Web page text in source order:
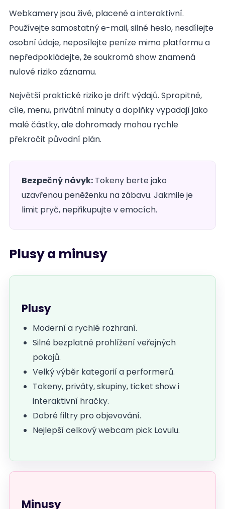
Webkamery jsou živé, placené a interaktivní.
Používejte samostatný e-mail, silné heslo, nesdílejte
osobní údaje, neposílejte peníze mimo platformu a
nepředpokládejte, že soukromá show znamená
nulové riziko záznamu.
Největší praktické riziko je drift výdajů. Spropitné,
cíle, menu, privátní minuty a doplňky vypadají jako
malé částky, ale dohromady mohou rychle
překročit původní plán.
Bezpečný návyk: Tokeny berte jako
uzavřenou peněženku na zábavu. Jakmile je
limit pryč, nepřikupujte v emocích.
Plusy a minusy
Plusy
Moderní a rychlé rozhraní.
Silné bezplatné prohlížení veřejných
pokojů.
Velký výběr kategorií a performerů.
Tokeny, priváty, skupiny, ticket show i
interaktivní hračky.
Dobré filtry pro objevování.
Nejlepší celkový webcam pick Lovulu.
Minusy